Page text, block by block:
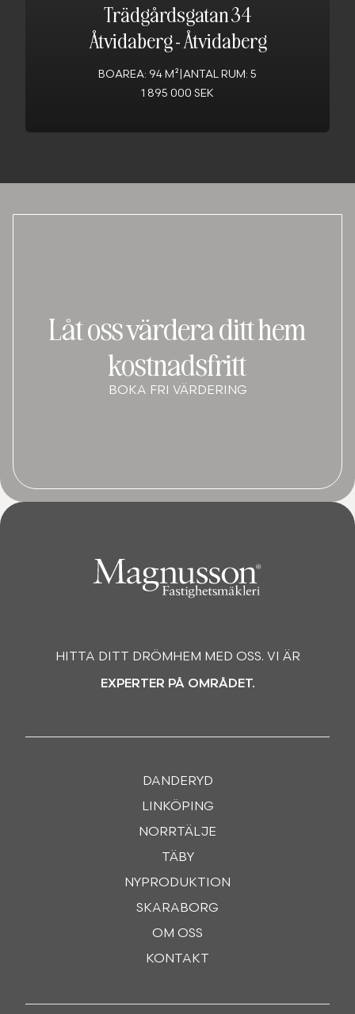
Trädgårdsgatan 34
Åtvidaberg-Åtvidaberg
BOAREA: 94 M² ANTAL RUM: 5
1 895 000 SEK
Låt oss värdera ditt hem
kostnadsfritt
BOKA FRI VÄRDERING
HITTA DITT DRÖMHEM MED OSS. VI ÄR
EXPERTER PÅ OMRÅDET.
DANDERYD
LINKÖPING
NORRTÄLJE
TÄBY
NYPRODUKTION
SKARABORG
OM OSS
KONTAKT